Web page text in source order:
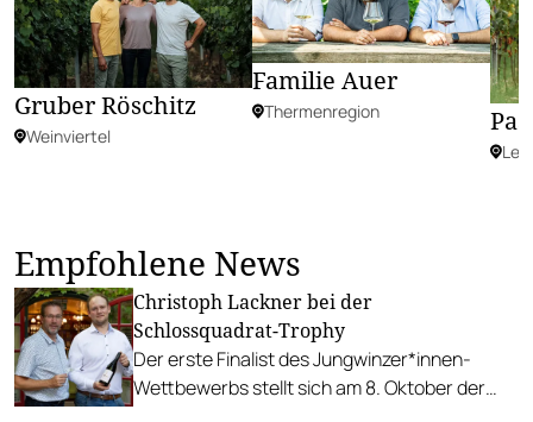
Gruber Röschitz
Weinviertel
Familie Auer
Thermenregion
Empfohlene News
Christoph Lackner bei der
Schlossquadrat-Trophy
Der erste Finalist des Jungwinzer*innen-
Wettbewerbs stellt sich am 8. Oktober der